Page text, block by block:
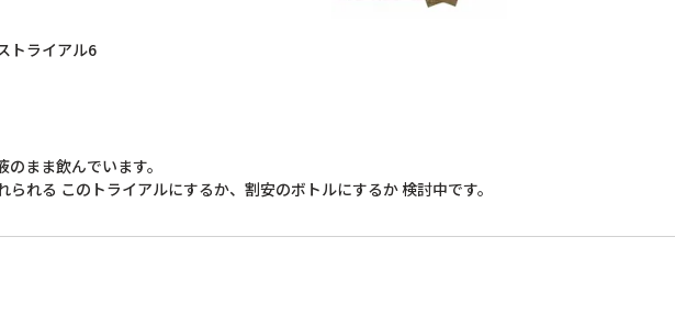
トライアル6
まま飲んでいます。
られる このトライアルにするか、割安のボトルにするか 検討中です。